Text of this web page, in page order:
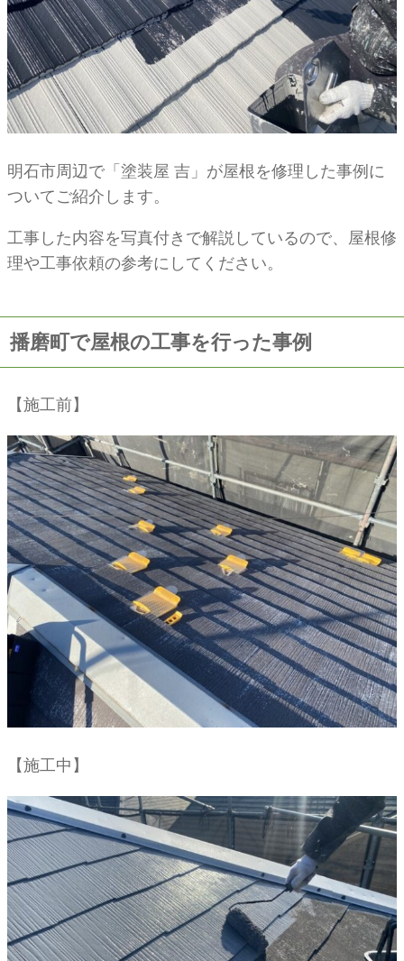
明石市周辺で「塗装屋 吉」が屋根を修理した事例に
ついてご紹介します。
工事した内容を写真付きで解説しているので、屋根修
理や工事依頼の参考にしてください。
播磨町で屋根の工事を行った事例
【施工前】
【施工中】